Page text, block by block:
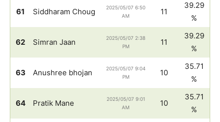
61 Siddharam Choug
2025/05/07 6:50
AM
11
39.29
%
62 Simran Jaan
2025/05/07 2:38
PM
11
39.29
%
63 Anushree bhojan
2025/05/07 9:04
PM
10
35.71
%
64 Pratik Mane
2025/05/07 9:01
AM
10
35.71
%